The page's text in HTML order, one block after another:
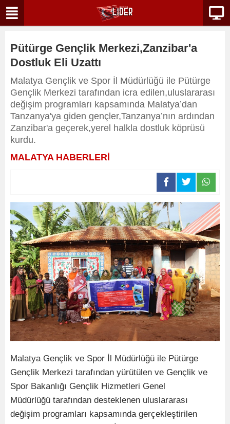
Pütürge Gençlik Merkezi,Zanzibar'a
Dostluk Eli Uzattı
Malatya Gençlik ve Spor İl Müdürlüğü ile Pütürge
Gençlik Merkezi tarafından icra edilen,uluslararası
değişim programları kapsamında Malatya’dan
Tanzanya'ya giden gençler,Tanzanya’nın ardından
Zanzibar'a geçerek,yerel halkla dostluk köprüsü
kurdu.
MALATYA HABERLERİ
Malatya Gençlik ve Spor İl Müdürlüğü ile Pütürge
Gençlik Merkezi tarafından yürütülen ve Gençlik ve
Spor Bakanlığı Gençlik Hizmetleri Genel
Müdürlüğü tarafından desteklenen uluslararası
değişim programları kapsamında gerçekleştirilen